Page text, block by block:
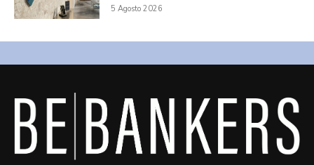
5 Agosto 2026